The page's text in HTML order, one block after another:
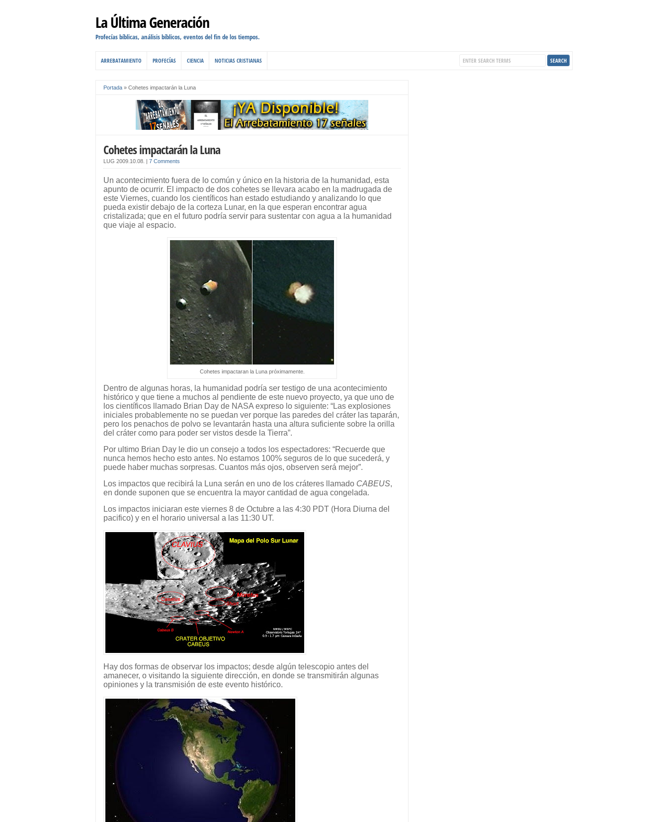
La Última Generación
Profecías bíblicas, análisis bíblicos, eventos del fin de los tiempos.
ARREBATAMIENTO PROFECÍAS CIENCIA NOTICIAS CRISTIANAS
Portada » Cohetes impactarán la Luna
Cohetes impactarán la Luna
LUG 2009.10.08. | 7 Comments
Un acontecimiento fuera de lo común y único en la historia de la humanidad, esta
apunto de ocurrir. El impacto de dos cohetes se llevara acabo en la madrugada de
este Viernes, cuando los científicos han estado estudiando y analizando lo que
pueda existir debajo de la corteza Lunar, en la que esperan encontrar agua
cristalizada; que en el futuro podría servir para sustentar con agua a la humanidad
que viaje al espacio.
Cohetes impactaran la Luna próximamente.
Dentro de algunas horas, la humanidad podría ser testigo de una acontecimiento
histórico y que tiene a muchos al pendiente de este nuevo proyecto, ya que uno de
los científicos llamado Brian Day de NASA expreso lo siguiente: “Las explosiones
iniciales probablemente no se puedan ver porque las paredes del cráter las taparán,
pero los penachos de polvo se levantarán hasta una altura suficiente sobre la orilla
del cráter como para poder ser vistos desde la Tierra”.
Por ultimo Brian Day le dio un consejo a todos los espectadores: “Recuerde que
nunca hemos hecho esto antes. No estamos 100% seguros de lo que sucederá, y
puede haber muchas sorpresas. Cuantos más ojos, observen será mejor”.
Los impactos que recibirá la Luna serán en uno de los cráteres llamado CABEUS,
en donde suponen que se encuentra la mayor cantidad de agua congelada.
Los impactos iniciaran este viernes 8 de Octubre a las 4:30 PDT (Hora Diurna del
pacifico) y en el horario universal a las 11:30 UT.
Hay dos formas de observar los impactos; desde algún telescopio antes del
amanecer, o visitando la siguiente dirección, en donde se transmitirán algunas
opiniones y la transmisión de este evento histórico.